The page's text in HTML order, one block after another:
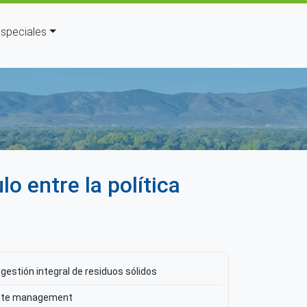
a la navegación
entre la política
integral de residuos sólidos
management